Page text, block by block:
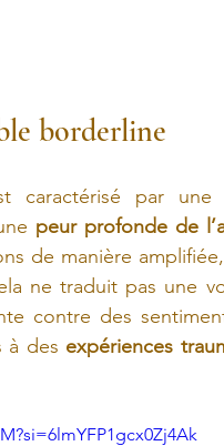
borderline
caractérisé par une
peur profonde de
de manière
ne traduit pas une
contre des
à des expériences